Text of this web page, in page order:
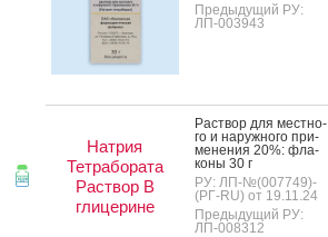
Предыдущий РУ:
ЛП-003943
Натрия
Тетрабората
Раствор В
глицерине
Рас­твор для мес­тно­
го и на­руж­но­го при­
мене­ния 20%: фла­
коны 30 г
РУ: ЛП-№(007749)-
(РГ-RU) от 19.11.24
Предыдущий РУ:
ЛП-008312